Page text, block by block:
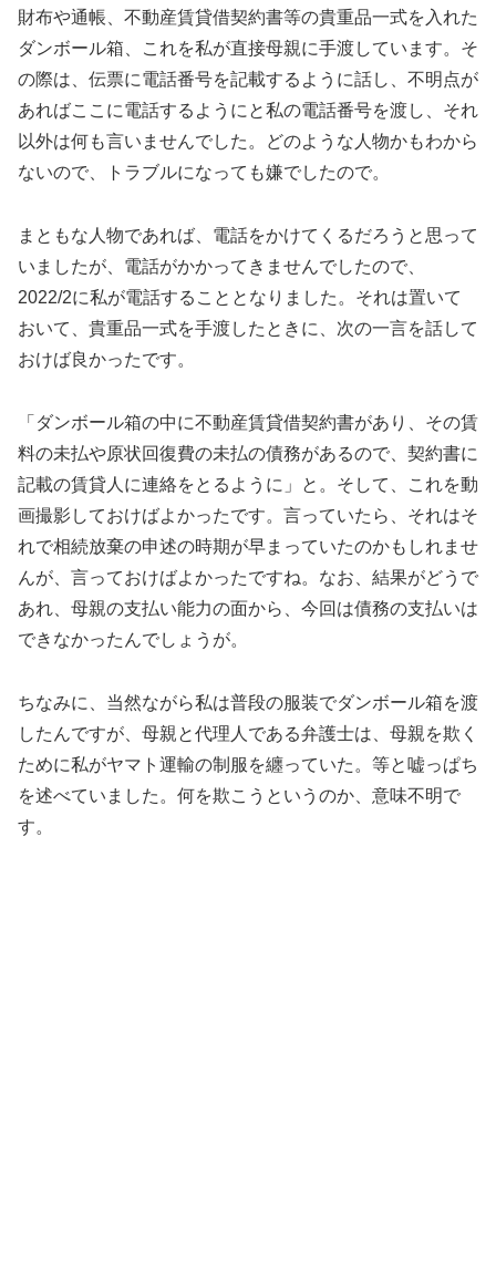
財布や通帳、不動産賃貸借契約書等の貴重品一式を入れた
ダンボール箱、これを私が直接母親に手渡しています。そ
の際は、伝票に電話番号を記載するように話し、不明点が
あればここに電話するようにと私の電話番号を渡し、それ
以外は何も言いませんでした。どのような人物かもわから
ないので、トラブルになっても嫌でしたので。
まともな人物であれば、電話をかけてくるだろうと思って
いましたが、電話がかかってきませんでしたので、
2022/2に私が電話することとなりました。それは置いて
おいて、貴重品一式を手渡したときに、次の一言を話して
おけば良かったです。
「ダンボール箱の中に不動産賃貸借契約書があり、その賃
料の未払や原状回復費の未払の債務があるので、契約書に
記載の賃貸人に連絡をとるように」と。そして、これを動
画撮影しておけばよかったです。言っていたら、それはそ
れで相続放棄の申述の時期が早まっていたのかもしれませ
んが、言っておけばよかったですね。なお、結果がどうで
あれ、母親の支払い能力の面から、今回は債務の支払いは
できなかったんでしょうが。
ちなみに、当然ながら私は普段の服装でダンボール箱を渡
したんですが、母親と代理人である弁護士は、母親を欺く
ために私がヤマト運輸の制服を纏っていた。等と嘘っぱち
を述べていました。何を欺こうというのか、意味不明で
す。